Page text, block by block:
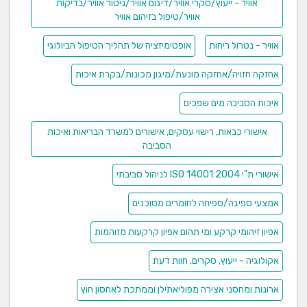
חדש ומהפכני: דלתות אויר למניעת כניסה של חרקים
מעופפים, מעבר בין אזורים למניעת איבוד טמפרטורות,
יעילות עבודה של מקפיאים ומקררים...., חיסכון באנרגיה
והפחתת עלויות תפעול, התייעלות בעבודה בכניסה ויציאה
עם מלגזות ועגלות משטחים למקפיאים וחדרי קירור, מניעת
יציאת אבק וריחות מאולמות תפעול מתקני אשפה ועוד...
ליווי וייעוץ סביבתי לחברות – הכנת תוכניות עבודה
לשם עמידה בדרישות החוק.
חו"ד סביבתיות לחברות נדל"ן לפני רכישת קרקעות
סל שרותי סביבה לחברות, אירגונים, מוסדות ופרטיים
לשם עמידה בדרישות המשרד להגנת הסביבה.
מנכ"ל החברה - אבי בן ליש
בעבר, איש צוות אוויר בחיל האוויר - מוסמך בינלאומי
של חברת סיקורסקי ארה"ב.
מוסמך עד מומחה ובורר בתחום איכות הסביבה.
מוסמך צוות מריחים מעבדת נווה יער של המשרד
להגנת הסביבה ומשרד החקלאות.
אוויר - ייעוץ/סקרי אוויר/דיגום אוויר/ניטור אוויר/בדיקות
אוויר/טיפול בזיהום אוויר
אוויר - נטרול ריחות אופטימיזציה של תהליך הטיפול הביולוגי
אחזקה חזויה/אחזקה מונעת/מיגון מכונות/בקרת איכות
איכות הסביבה מים שפכים
אישורי כבאות, רישוי עסקים, אישורים למשרד הבריאות ואיכות
הסביבה
אישורי ת"י ISO 14001:2004 לניהול סביבתי
אמצעי ספיגה/ספיחה לחומרים מסוכנים
אפיון זיהומי קרקע ומי תהום אפיון קרקעות מזוהמות
אקולוגיה - ייעוץ, סקרים, חוות דעת
ארונות ומחסני אצירה מפוליאתילן וממתכת לאחסון חוץ